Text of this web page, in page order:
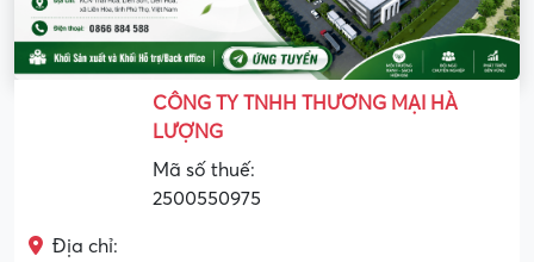
CÔNG TY TNHH THƯƠNG MẠI HÀ
LƯỢNG
Mã số thuế:
2500550975
Địa chỉ: